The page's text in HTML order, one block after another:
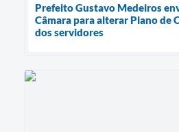
Prefeito Gustavo Medeiros
Câmara para alterar Plano de
dos servidores